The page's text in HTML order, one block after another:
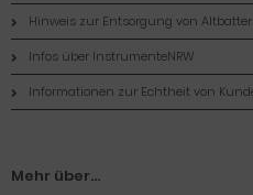
Hinweis zur Entsorgung von
Infos über InstrumenteNRW
Informationen zur Echtheit von
Mehr über...